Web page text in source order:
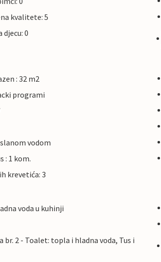
kvalitete: 5
djecu: 0
: 32 m2
programi
vodom
: 1 kom.
krevetića: 3
voda u kuhinji
br. 2 - Toalet: topla i hladna voda, Tus i